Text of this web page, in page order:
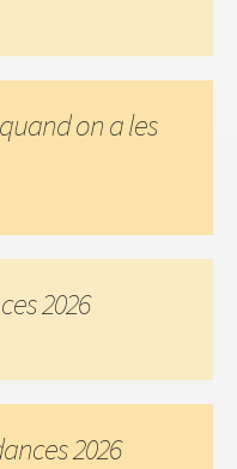
quand on a les
2026
2026